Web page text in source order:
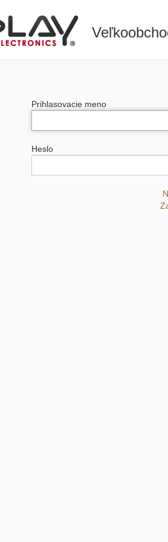
Prihlasovacie meno
Heslo